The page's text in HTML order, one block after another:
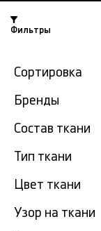
Нижний
Новгород
-15% на ткани по
ГлавнаяПлательная
Ткань
Фильтры
Сортировка
Бренды
Состав ткани
Тип ткани
Цвет ткани
Узор на ткани